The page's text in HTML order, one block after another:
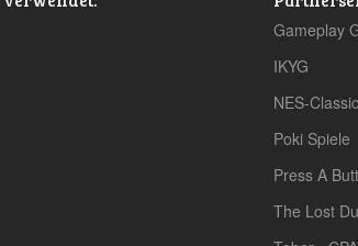
Gameplay
IKYG
NES-
Poki Spiele
Press A
The Lost